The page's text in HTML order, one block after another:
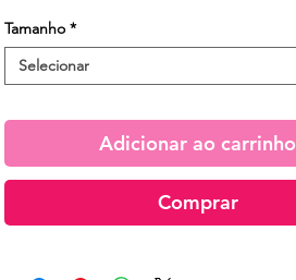
Tamanho *
Selecionar
Adicionar ao carrinho
Comprar